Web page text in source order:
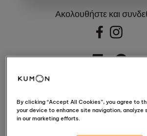
Ακολουθήστε και
5.0
5.0 / 5 (95 Reviews)
By clicking “Accept All Cookies”, you agree to
your device to enhance site navigation, analyze
in our marketing efforts.